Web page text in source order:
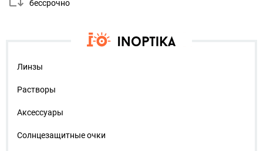
бессрочно
Линзы
Растворы
Аксессуары
Солнцезащитные очки